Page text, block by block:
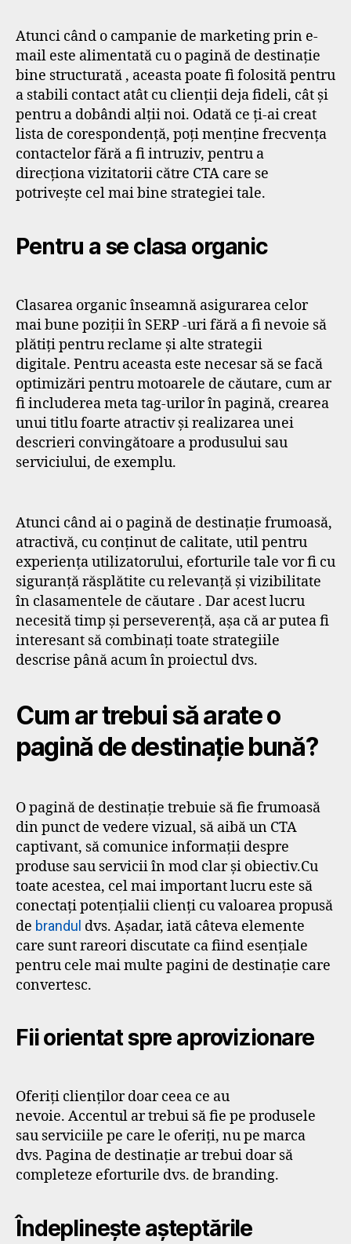
Atunci când o campanie de marketing prin e-
mail este alimentată cu o pagină de destinație
bine structurată , aceasta poate fi folosită pentru
a stabili contact atât cu clienții deja fideli, cât și
pentru a dobândi alții noi. Odată ce ți-ai creat
lista de corespondență, poți menține frecvența
contactelor fără a fi intruziv, pentru a
direcționa vizitatorii către CTA care se
potrivește cel mai bine strategiei tale.
Pentru a se clasa organic
Clasarea organic înseamnă asigurarea celor
mai bune poziții în SERP -uri fără a fi nevoie să
plătiți pentru reclame și alte strategii
digitale. Pentru aceasta este necesar să se facă
optimizări pentru motoarele de căutare, cum ar
fi includerea meta tag-urilor în pagină, crearea
unui titlu foarte atractiv și realizarea unei
descrieri convingătoare a produsului sau
serviciului, de exemplu.
Atunci când ai o pagină de destinație frumoasă,
atractivă, cu conținut de calitate, util pentru
experiența utilizatorului, eforturile tale vor fi cu
siguranță răsplătite cu relevanță și vizibilitate
în clasamentele de căutare . Dar acest lucru
necesită timp și perseverență, așa că ar putea fi
interesant să combinați toate strategiile
descrise până acum în proiectul dvs.
Cum ar trebui să arate o
pagină de destinație bună?
O pagină de destinație trebuie să fie frumoasă
din punct de vedere vizual, să aibă un CTA
captivant, să comunice informații despre
produse sau servicii în mod clar și obiectiv.Cu
toate acestea, cel mai important lucru este să
conectați potențialii clienți cu valoarea propusă
de brandul dvs. Așadar, iată câteva elemente
care sunt rareori discutate ca fiind esențiale
pentru cele mai multe pagini de destinație care
convertesc.
Fii orientat spre aprovizionare
Oferiți clienților doar ceea ce au
nevoie. Accentul ar trebui să fie pe produsele
sau serviciile pe care le oferiți, nu pe marca
dvs. Pagina de destinație ar trebui doar să
completeze eforturile dvs. de branding.
Îndeplinește așteptările